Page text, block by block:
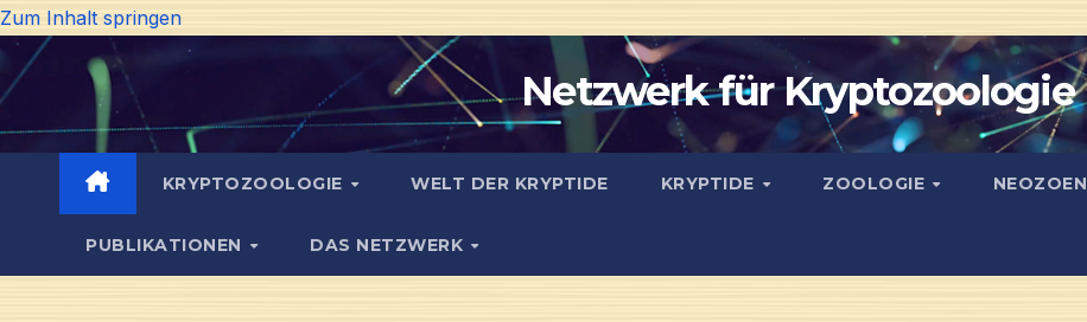
Zum Inhalt springen
Netzwerk für Kryptozoologie
KRYPTOZOOLOGIE WELT DER KRYPTIDE KRYPTIDE ZOOLOGIE NEOZOEN
PUBLIKATIONEN DAS NETZWERK